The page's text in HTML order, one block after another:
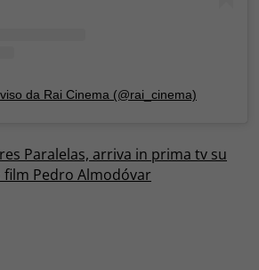
da Rai Cinema (@rai_cinema)
Paralelas, arriva in prima tv su
film Pedro Almodóvar